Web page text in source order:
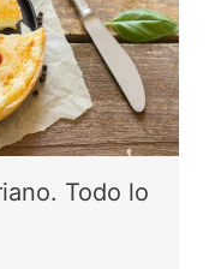
Todo lo